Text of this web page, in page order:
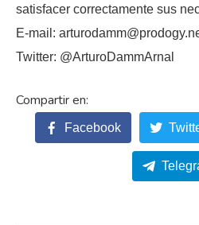
satisfacer correctamente sus
E-mail:
Twitter: @ArturoDammArnal
Facebook